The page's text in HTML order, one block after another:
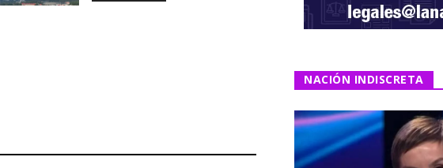
NACIÓN INDISCRETA